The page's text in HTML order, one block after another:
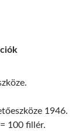
1946.
100 fillér.